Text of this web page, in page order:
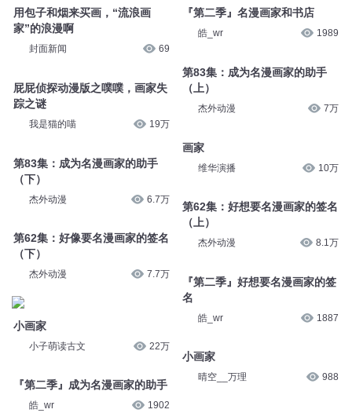
用包子和烟来买画，“流浪画
家”的浪漫啊
封面新闻 69
屁屁侦探动漫版之噗噗，画家失
踪之谜
我是猫的喵 19万
第83集：成为名漫画家的助手
（下）
杰外动漫 6.7万
第62集：好像要名漫画家的签名
（下）
杰外动漫 7.7万
小画家
小子萌读古文 22万
『第二季』成为名漫画家的助手
皓_wr 1902
『第二季』名漫画家和书店
皓_wr 1989
第83集：成为名漫画家的助手
（上）
杰外动漫 7万
画家
维华演播 10万
第62集：好想要名漫画家的签名
（上）
杰外动漫 8.1万
『第二季』好想要名漫画家的签
名
皓_wr 1887
小画家
晴空__万理 988